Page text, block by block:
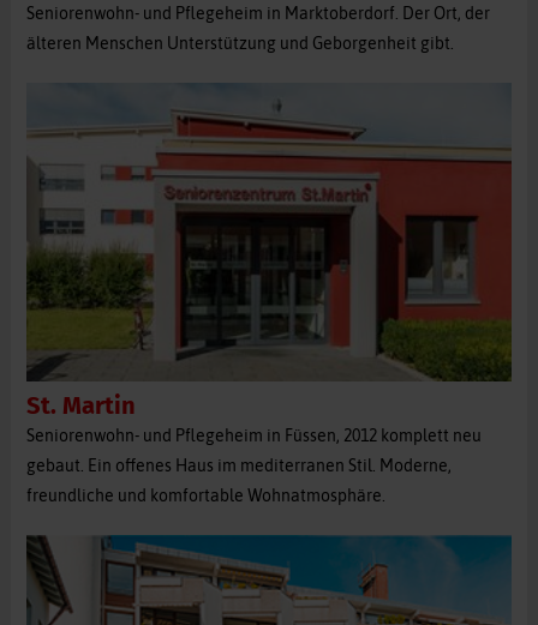
Seniorenwohn- und Pflegeheim in Marktoberdorf. Der Ort, der
älteren Menschen Unterstützung und Geborgenheit gibt.
St. Martin
Seniorenwohn- und Pflegeheim in Füssen, 2012 komplett neu
gebaut. Ein offenes Haus im mediterranen Stil. Moderne,
freundliche und komfortable Wohnatmosphäre.